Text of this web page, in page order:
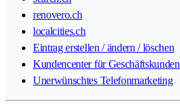
renovero.ch
localcities.ch
Eintrag erstellen / ändern / löschen
Kundencenter für Geschäftskunden
Unerwünschtes Telefonmarketing